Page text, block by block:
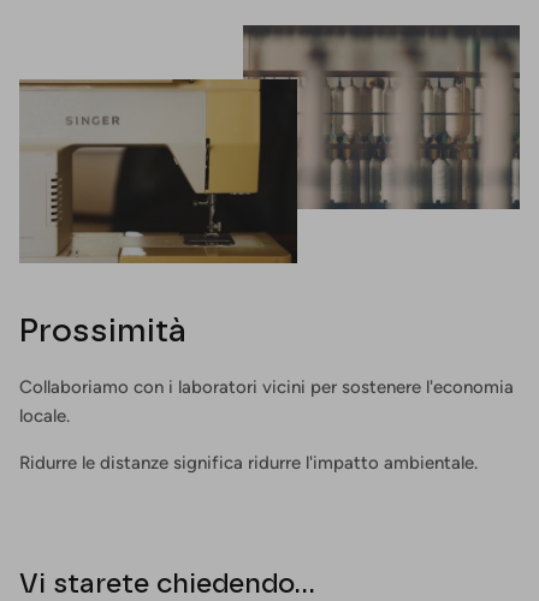
Prossimità
Collaboriamo con i laboratori vicini per sostenere l'economia
locale.
Ridurre le distanze significa ridurre l'impatto ambientale.
Vi starete chiedendo...